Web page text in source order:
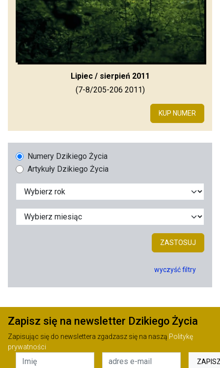
Lipiec / sierpień 2011
(7-8/205-206 2011)
KUP NUMER
Numery Dzikiego Życia
Artykuły Dzikiego Życia
ZASTOSUJ
wyczyść filtry
Zapisz się na newsletter Dzikiego Życia
Zapisując się do newslettera zgadzasz się na naszą Politykę
prywatności